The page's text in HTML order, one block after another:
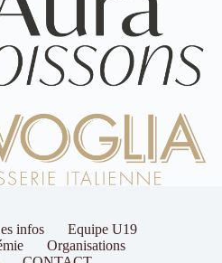
infos
Equipe U19
Organisations